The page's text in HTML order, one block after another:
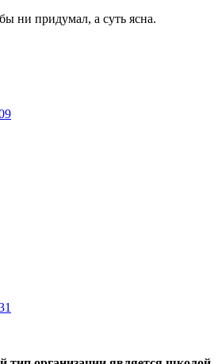
ни придумал, а суть ясна.